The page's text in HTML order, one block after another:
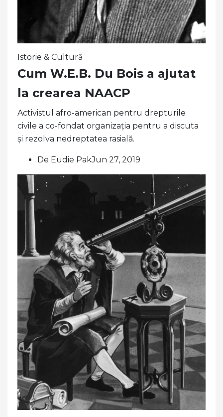
Istorie & Cultură
Cum W.E.B. Du Bois a ajutat
la crearea NAACP
Activistul afro-american pentru drepturile
civile a co-fondat organizația pentru a discuta
și rezolva nedreptatea rasială.
De Eudie PakJun 27, 2019